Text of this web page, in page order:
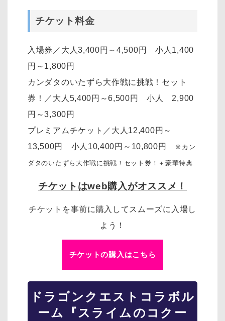
チケット料金
入場券／大人3,400円～4,500円 小人1,400
円～1,800円
カンダタのいたずら大作戦に挑戦！セット
券！／大人5,400円～6,500円 小人 2,900
円～3,300円
プレミアムチケット／大人12,400円～
13,500円 小人10,400円～10,800円
※カン
ダタのいたずら大作戦に挑戦！セット券！＋豪華特典
チケットはweb購入がオススメ！
チケットを事前に購入してスムーズに入場し
よう！
チケットの購入はこちら
ドラゴンクエスト コラボル
ーム『スライムのコクー